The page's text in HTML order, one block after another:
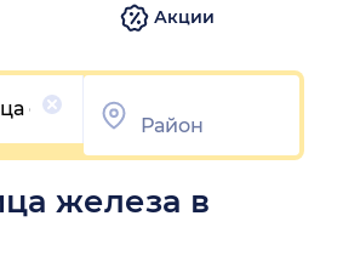
Акции
железа в